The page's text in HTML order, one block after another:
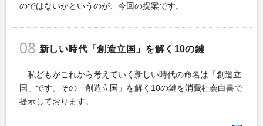
のではないかというのが、今回の提案です。
08 新しい時代「創造立国」を解く10の鍵
私どもがこれから考えていく新しい時代の命名は「創造立
国」です。その「創造立国」を解く10の鍵を消費社会白書で
提示しております。